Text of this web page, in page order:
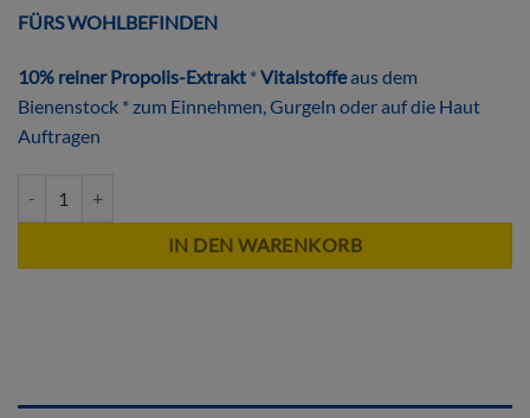
FÜRS WOHLBEFINDEN
10% reiner Propolis-Extrakt *Vitalstoffeaus dem
Bienenstock * zum Einnehmen, Gurgeln oder auf die Haut
Auftragen
IN DEN WARENKORB